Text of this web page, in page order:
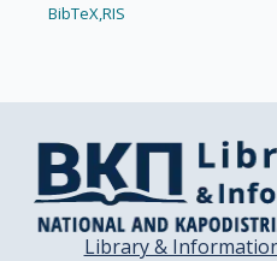
BibTeX,RIS
Library &